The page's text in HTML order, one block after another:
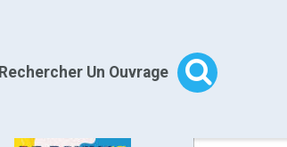
Rechercher Un Ouvrage